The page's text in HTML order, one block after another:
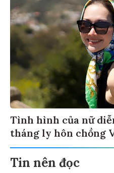
Tình hình của nữ
tháng ly hôn chồng
Tin nên đọc